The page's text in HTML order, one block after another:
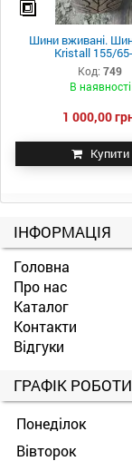
Шини вживані.
Kristall 155/
Код: 749
В наявності
1 000,00
Купити
ІНФОРМАЦІЯ
Головна
Про нас
Каталог
Контакти
Відгуки
ГРАФІК РОБОТИ
Понеділок
Вівторок